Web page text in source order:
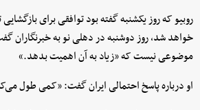
روبیو که روز یکشنبه گفته بود توافقی برای
خواهد شد، روز دوشنبه در دهلی نو به خبرنگاران
موضوعی نیست که «زیاد به آن اهمیت بدهد.»
او درباره پاسخ احتمالی ایران گفت: «کمی طول